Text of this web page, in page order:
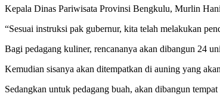
Kepala Dinas Pariwisata Provinsi Bengkulu, Murlin
“Sesuai instruksi pak gubernur, kita telah melakukan
Bagi pedagang kuliner, rencananya akan dibangun 24
Kemudian sisanya akan ditempatkan di auning yang
Sedangkan untuk pedagang buah, akan dibangun